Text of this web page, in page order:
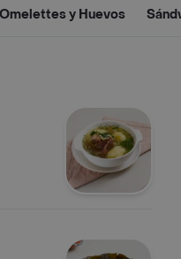
Omelettes y Huevos